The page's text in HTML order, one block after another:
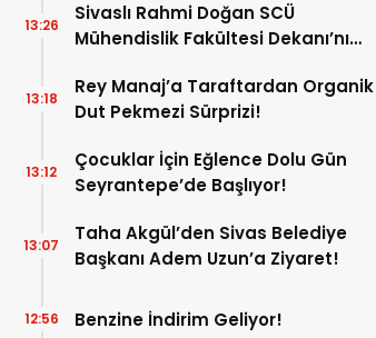
Sivaslı Rahmi Doğan SCÜ
Mühendislik Fakültesi Dekanı’nı
13:26
Rey Manaj’a Taraftardan Organik
Dut Pekmezi Sürprizi!
13:18
Çocuklar İçin Eğlence Dolu Gün
Seyrantepe’de Başlıyor!
13:12
Taha Akgül’den Sivas Belediye
Başkanı Adem Uzun’a Ziyaret!
13:07
Benzine İndirim Geliyor!
12:56